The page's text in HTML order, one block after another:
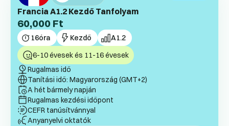
Francia A1.2 Kezdő Tanfolyam
60,000 Ft
16óra Kezdő A1.2
6-10 évesek és 11-16 évesek
Rugalmas idő
Tanítási idő: Magyarország (GMT+2)
A hét bármely napján
Rugalmas kezdési időpont
CEFR tanúsítvánnyal
Anyanyelvi oktatók